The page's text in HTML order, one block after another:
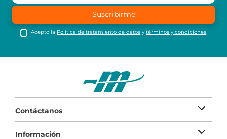
Suscribirme
Acepto la Política de tratamiento de datos ytérminos y condiciones
Contáctanos
Información